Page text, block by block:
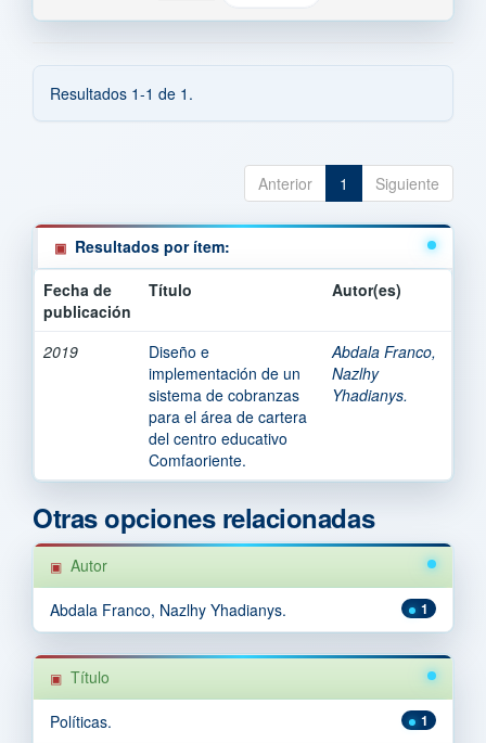
Resultados 1-1 de 1.
Anterior 1 Siguiente
Resultados por ítem:
Fecha de
publicación
Título Autor(es)
2019
Diseño e
implementación de un
sistema de cobranzas
para el área de cartera
del centro educativo
Comfaoriente.
Abdala Franco,
Nazlhy
Yhadianys.
Otras opciones relacionadas
Autor
1
Abdala Franco, Nazlhy Yhadianys.
Título
1
Políticas.